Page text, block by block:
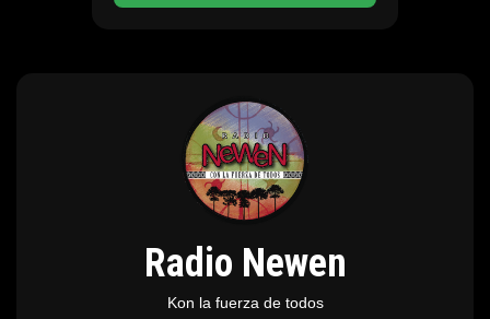
Radio Newen
Kon la fuerza de todos